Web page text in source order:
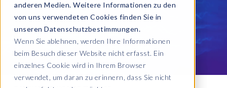
anderen Medien. Weitere Informationen zu den
von uns verwendeten Cookies finden Sie in
unseren Datenschutzbestimmungen.
Wenn Sie ablehnen, werden Ihre Informationen
beim Besuch dieser Website nicht erfasst. Ein
einzelnes Cookie wird in Ihrem Browser
verwendet, um daran zu erinnern, dass Sie nicht